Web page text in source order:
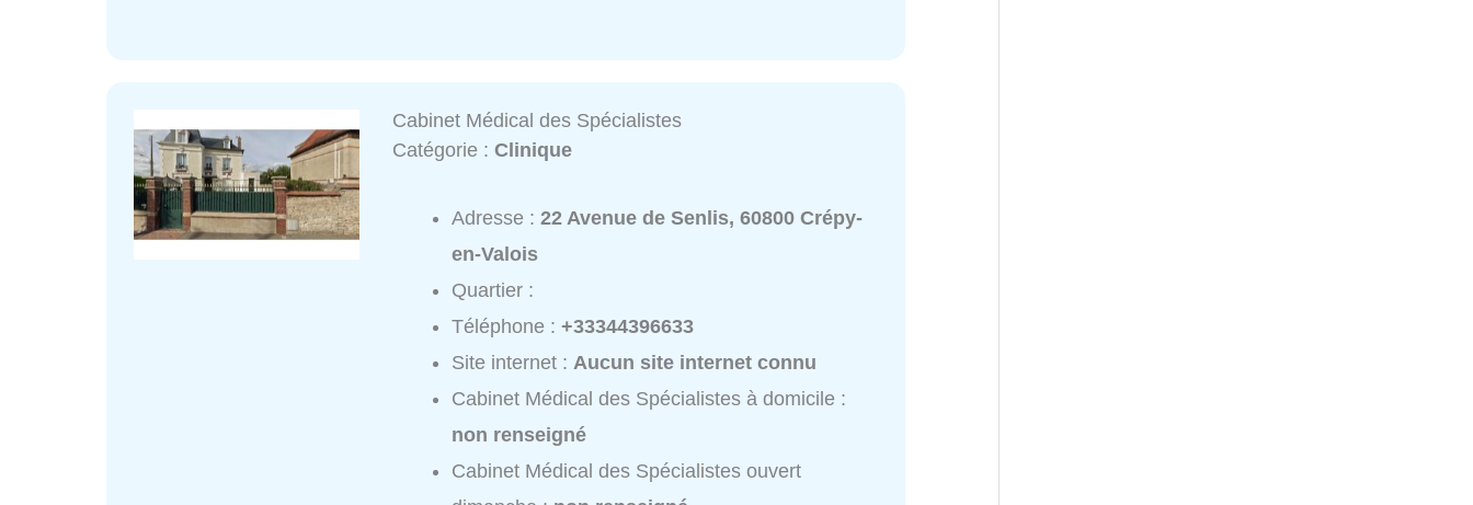
Cabinet Médical des Spécialistes
Catégorie :Clinique
Adresse :22 Avenue de Senlis, 60800 Crépy-
en-Valois
Quartier :
Téléphone :+33344396633
Site internet : Aucun site internet connu
Cabinet Médical des Spécialistes à domicile :
non renseigné
Cabinet Médical des Spécialistes ouvert